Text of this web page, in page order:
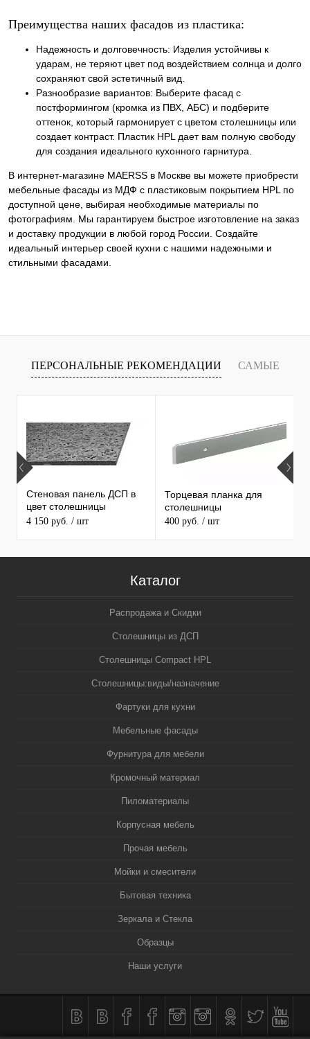
Преимущества наших фасадов из пластика:
Надежность и долговечность: Изделия устойчивы к
ударам, не теряют цвет под воздействием солнца и долго
сохраняют свой эстетичный вид.
Разнообразие вариантов: Выберите фасад с
постформингом (кромка из ПВХ, АБС) и подберите
оттенок, который гармонирует с цветом столешницы или
создает контраст. Пластик HPL дает вам полную свободу
для создания идеального кухонного гарнитура.
В интернет-магазине MAERSS в Москве вы можете приобрести
мебельные фасады из МДФ с пластиковым покрытием HPL по
доступной цене, выбирая необходимые материалы по
фотографиям. Мы гарантируем быстрое изготовление на заказ
и доставку продукции в любой город России. Создайте
идеальный интерьер своей кухни с нашими надежными и
стильными фасадами.
ПЕРСОНАЛЬНЫЕ РЕКОМЕНДАЦИИ САМЫЕ
ПРОДАВАЕМЫЕ ТОВАРЫ
Стеновая панель ДСП в
цвет столешницы
MAERSS
4 150 руб. / шт
Торцевая планка для
столешницы
400 руб. / шт
Каталог
Распродажа и Скидки
Столешницы из ДСП
Столешницы Compact HPL
Столешницы:виды/назначение
Фартуки для кухни
Мебельные фасады
Фурнитура для мебели
Кромочный материал
Пиломатериалы
Корпусная мебель
Прочая мебель
Мойки и смесители
Бытовая техника
Зеркала и Стекла
Образцы
Наши услуги